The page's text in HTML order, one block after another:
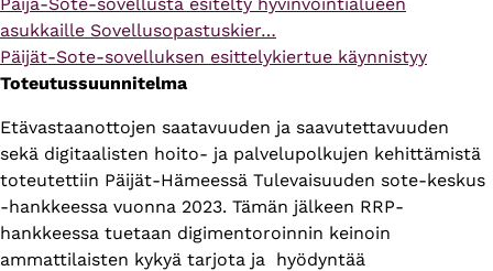
osoite
asukkaille Sovellusopastuskier…
Verkkosivun
osoite
Päijät-Sote-sovelluksen esittelykiertue käynnistyy
Toteutussuunnitelma
Etävastaanottojen saatavuuden ja saavutettavuuden
sekä digitaalisten hoito- ja palvelupolkujen kehittämistä
toteutettiin Päijät-Hämeessä Tulevaisuuden sote-keskus
-hankkeessa vuonna 2023. Tämän jälkeen RRP-
hankkeessa tuetaan digimentoroinnin keinoin
ammattilaisten kykyä tarjota ja hyödyntää